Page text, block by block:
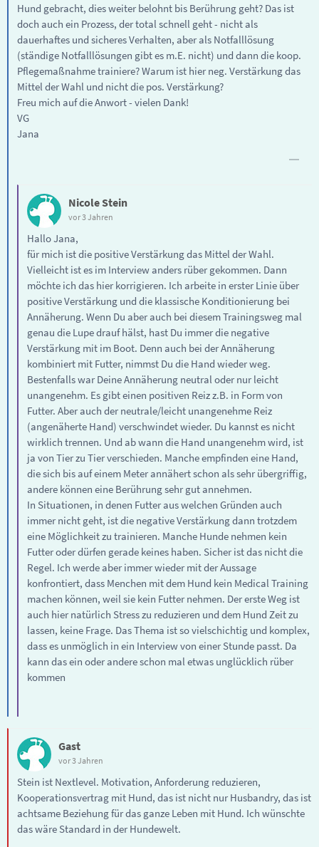
Hund gebracht, dies weiter belohnt bis Berührung geht? Das ist
doch auch ein Prozess, der total schnell geht - nicht als
dauerhaftes und sicheres Verhalten, aber als Notfalllösung
(ständige Notfalllösungen gibt es m.E. nicht) und dann die koop.
Pflegemaßnahme trainiere? Warum ist hier neg. Verstärkung das
Mittel der Wahl und nicht die pos. Verstärkung?
Freu mich auf die Anwort - vielen Dank!
VG
Jana
Nicole Stein
vor 3 Jahren
Hallo Jana,
für mich ist die positive Verstärkung das Mittel der Wahl.
Vielleicht ist es im Interview anders rüber gekommen. Dann
möchte ich das hier korrigieren. Ich arbeite in erster Linie über
positive Verstärkung und die klassische Konditionierung bei
Annäherung. Wenn Du aber auch bei diesem Trainingsweg mal
genau die Lupe drauf hälst, hast Du immer die negative
Verstärkung mit im Boot. Denn auch bei der Annäherung
kombiniert mit Futter, nimmst Du die Hand wieder weg.
Bestenfalls war Deine Annäherung neutral oder nur leicht
unangenehm. Es gibt einen positiven Reiz z.B. in Form von
Futter. Aber auch der neutrale/leicht unangenehme Reiz
(angenäherte Hand) verschwindet wieder. Du kannst es nicht
wirklich trennen. Und ab wann die Hand unangenehm wird, ist
ja von Tier zu Tier verschieden. Manche empfinden eine Hand,
die sich bis auf einem Meter annähert schon als sehr übergriffig,
andere können eine Berührung sehr gut annehmen.
In Situationen, in denen Futter aus welchen Gründen auch
immer nicht geht, ist die negative Verstärkung dann trotzdem
eine Möglichkeit zu trainieren. Manche Hunde nehmen kein
Futter oder dürfen gerade keines haben. Sicher ist das nicht die
Regel. Ich werde aber immer wieder mit der Aussage
konfrontiert, dass Menchen mit dem Hund kein Medical Training
machen können, weil sie kein Futter nehmen. Der erste Weg ist
auch hier natürlich Stress zu reduzieren und dem Hund Zeit zu
lassen, keine Frage. Das Thema ist so vielschichtig und komplex,
dass es unmöglich in ein Interview von einer Stunde passt. Da
kann das ein oder andere schon mal etwas unglücklich rüber
kommen
Gast
vor 3 Jahren
Stein ist Nextlevel. Motivation, Anforderung reduzieren,
Kooperationsvertrag mit Hund, das ist nicht nur Husbandry, das ist
achtsame Beziehung für das ganze Leben mit Hund. Ich wünschte
das wäre Standard in der Hundewelt.